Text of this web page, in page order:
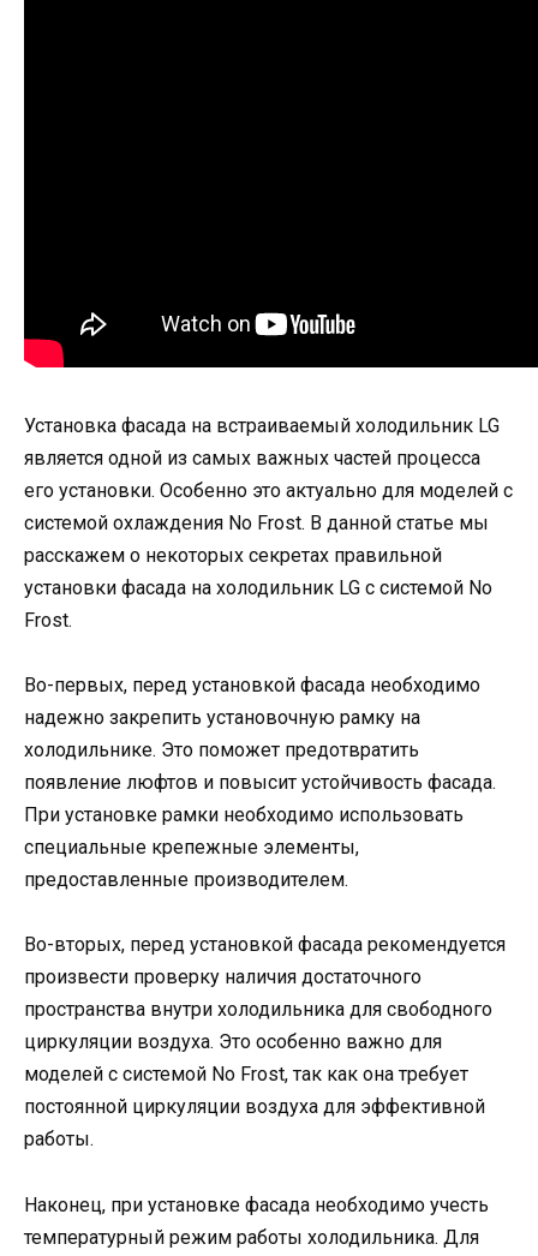
Установка фасада на встраиваемый холодильник LG
является одной из самых важных частей процесса
его установки. Особенно это актуально для моделей с
системой охлаждения No Frost. В данной статье мы
расскажем о некоторых секретах правильной
установки фасада на холодильник LG с системой No
Frost.
Во-первых, перед установкой фасада необходимо
надежно закрепить установочную рамку на
холодильнике. Это поможет предотвратить
появление люфтов и повысит устойчивость фасада.
При установке рамки необходимо использовать
специальные крепежные элементы,
предоставленные производителем.
Во-вторых, перед установкой фасада рекомендуется
произвести проверку наличия достаточного
пространства внутри холодильника для свободного
циркуляции воздуха. Это особенно важно для
моделей с системой No Frost, так как она требует
постоянной циркуляции воздуха для эффективной
работы.
Наконец, при установке фасада необходимо учесть
температурный режим работы холодильника. Для